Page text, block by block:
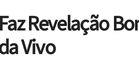
Revelação
Vivo